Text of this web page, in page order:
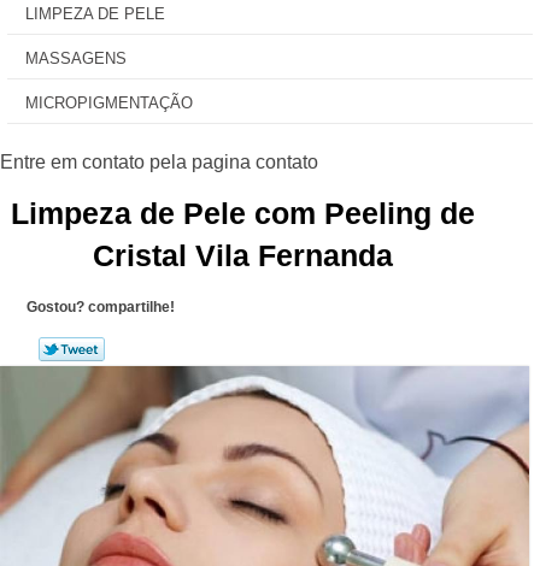
LIMPEZA DE PELE
MASSAGENS
MICROPIGMENTAÇÃO
Limpeza de Pele com Peeling de
Cristal Vila Fernanda
Gostou? compartilhe!